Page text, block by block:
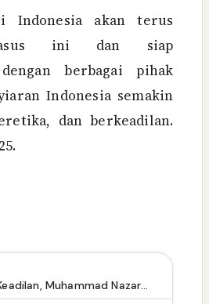
Indonesia akan terus
ini dan siap
berbagai pihak
Indonesia semakin
dan berkeadilan.
Perkuat Akses Keadilan, Muhammad Nazaruddin Resmikan Pelantikan Pengurus LBH Rakyat Indonesia